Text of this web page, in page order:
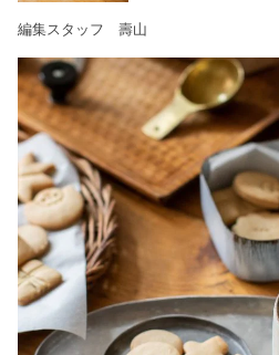
編集スタッフ 壽山